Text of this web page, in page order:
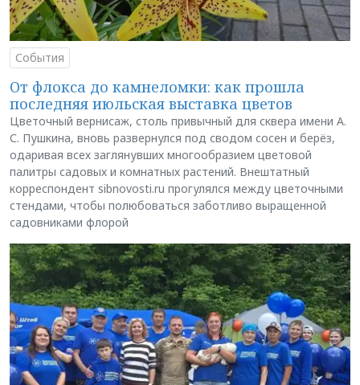
События
От флокса до камнеломки: как прошла
последняя июльская выставка цветов
Цветочный вернисаж, столь привычный для сквера имени А.
С. Пушкина, вновь развернулся под сводом сосен и берёз,
одаривая всех заглянувших многообразием цветовой
палитры садовых и комнатных растений. Внештатный
корреспондент sibnovosti.ru прогулялся между цветочными
стендами, чтобы полюбоваться заботливо выращенной
садовниками флорой